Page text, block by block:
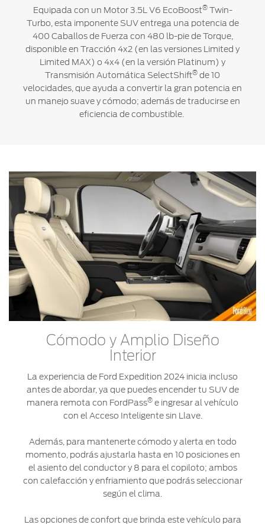
Equipada con un Motor 3.5L V6 EcoBoost®Twin-
Turbo, esta imponente SUV entrega una potencia de
400 Caballos de Fuerza con 480 lb-pie de Torque,
disponible en Tracción 4x2 (en las versiones Limited y
Limited MAX) o 4x4 (en la versión Platinum) y
Transmisión Automática SelectShift® de 10
velocidades, que ayuda a convertir la gran potencia en
un manejo suave y cómodo; además de traducirse en
eficiencia de combustible.
Cómodo y Amplio Diseño
Interior
La experiencia de Ford Expedition 2024 inicia incluso
antes de abordar, ya que puedes encender tu SUV de
manera remota con FordPass® e ingresar al vehículo
con el Acceso Inteligente sin Llave.
Además, para mantenerte cómodo y alerta en todo
momento, podrás ajustarla hasta en 10 posiciones en
el asiento del conductor y 8 para el copiloto; ambos
con calefacción y enfriamiento que podrás seleccionar
según el clima.
Las opciones de confort que brinda este vehículo para